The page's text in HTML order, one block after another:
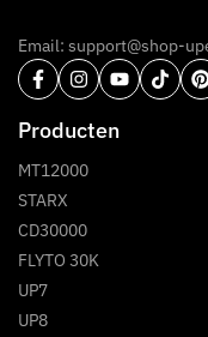
Email: support@shop-
Producten
MT12000
STARX
CD30000
FLYTO 30K
UP7
UP8